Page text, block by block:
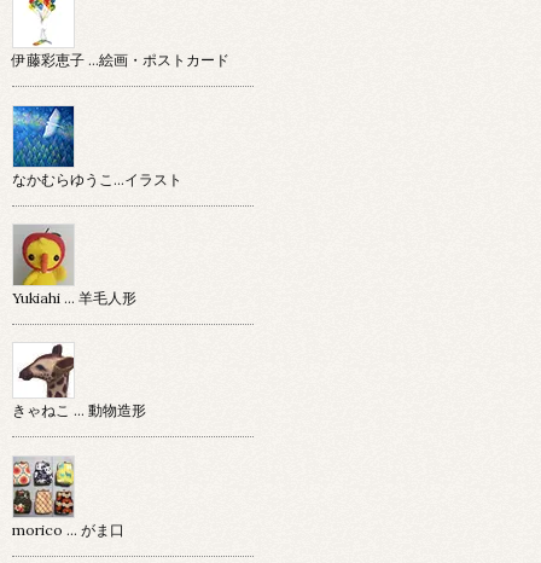
伊藤彩恵子 …絵画・ポストカード
なかむらゆうこ…イラスト
Yukiahi … 羊毛人形
きゃねこ … 動物造形
morico … がま口